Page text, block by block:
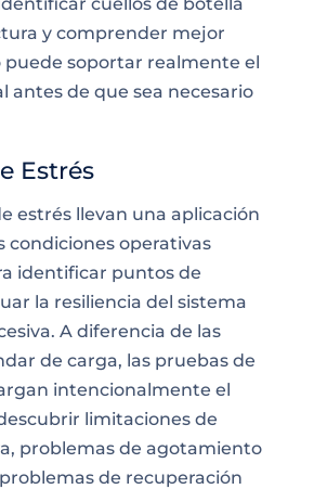
y comprender mejor
soportar realmente el
antes de que sea necesario
Estrés
estrés llevan una aplicación
condiciones operativas
identificar puntos de
la resiliencia del sistema
A diferencia de las
de carga, las pruebas de
intencionalmente el
limitaciones de
problemas de agotamiento
de recuperación